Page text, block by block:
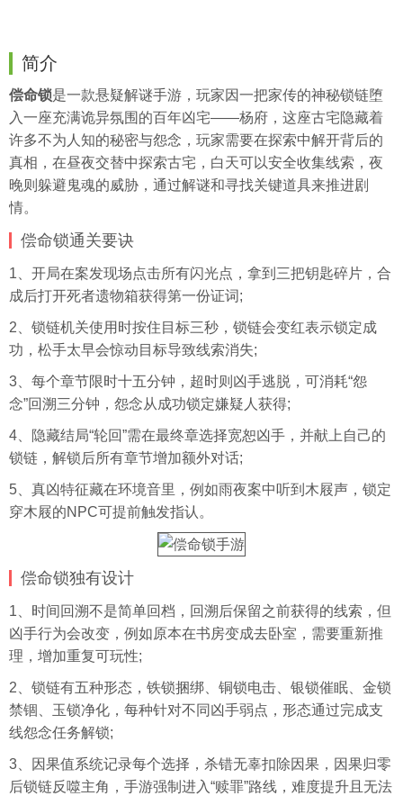
简介
偿命锁是一款悬疑解谜手游，玩家因一把家传的神秘锁链堕
入一座充满诡异氛围的百年凶宅——杨府，这座古宅隐藏着
许多不为人知的秘密与怨念，玩家需要在探索中解开背后的
真相，在昼夜交替中探索古宅，白天可以安全收集线索，夜
晚则躲避鬼魂的威胁，通过解谜和寻找关键道具来推进剧
情。
偿命锁通关要诀
1、开局在案发现场点击所有闪光点，拿到三把钥匙碎片，合
成后打开死者遗物箱获得第一份证词;
2、锁链机关使用时按住目标三秒，锁链会变红表示锁定成
功，松手太早会惊动目标导致线索消失;
3、每个章节限时十五分钟，超时则凶手逃脱，可消耗“怨
念”回溯三分钟，怨念从成功锁定嫌疑人获得;
4、隐藏结局“轮回”需在最终章选择宽恕凶手，并献上自己的
锁链，解锁后所有章节增加额外对话;
5、真凶特征藏在环境音里，例如雨夜案中听到木屐声，锁定
穿木屐的NPC可提前触发指认。
偿命锁独有设计
1、时间回溯不是简单回档，回溯后保留之前获得的线索，但
凶手行为会改变，例如原本在书房变成去卧室，需要重新推
理，增加重复可玩性;
2、锁链有五种形态，铁锁捆绑、铜锁电击、银锁催眠、金锁
禁锢、玉锁净化，每种针对不同凶手弱点，形态通过完成支
线怨念任务解锁;
3、因果值系统记录每个选择，杀错无辜扣除因果，因果归零
后锁链反噬主角，手游强制进入“赎罪”路线，难度提升且无法